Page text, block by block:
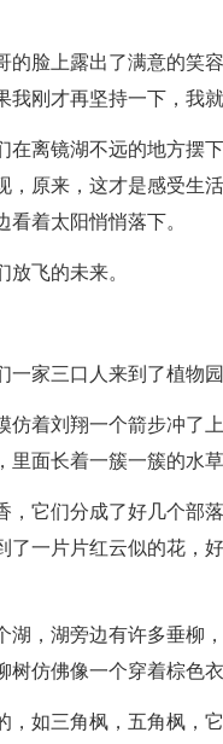
的脸上露出了满意的笑
刚才再坚持一下，我
在离镜湖不远的地方摆
，原来，这才是感受生
着太阳悄悄落下。
飞的未来。
家三口人来到了植物园
仿着刘翔一个箭步冲了
面长着一簇一簇的水
，它们分成了好几个部
了一片片红云似的花，
湖，湖旁边有许多垂柳
仿佛像一个穿着棕色
，如三角枫，五角枫，